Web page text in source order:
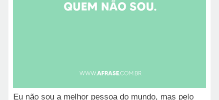
Eu não sou a melhor pessoa do mundo, mas pelo